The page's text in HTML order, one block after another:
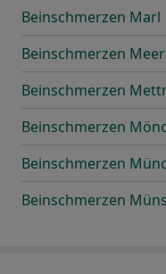
Beinschmerzen Marl
Beinschmerzen
Beinschmerzen
Beinschmerzen
Beinschmerzen
Beinschmerzen